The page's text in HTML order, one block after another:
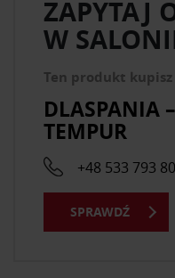
ZAPYTAJ
W
Ten produkt
DLASPANIA
TEMPUR
+48 533 793
SPRAWDŹ